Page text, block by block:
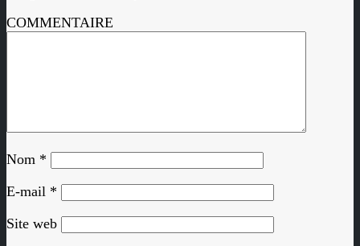
COMMENTAIRE
Nom *
E-mail *
Site web